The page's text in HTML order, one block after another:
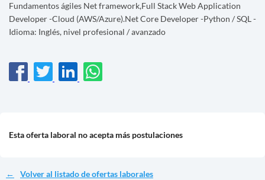
Fundamentos ágiles Net framework,Full Stack Web Application
Developer -Cloud (AWS/Azure).Net Core Developer -Python / SQL -
Idioma: Inglés, nivel profesional / avanzado
Esta oferta laboral no acepta más postulaciones
Volver al listado de ofertas laborales